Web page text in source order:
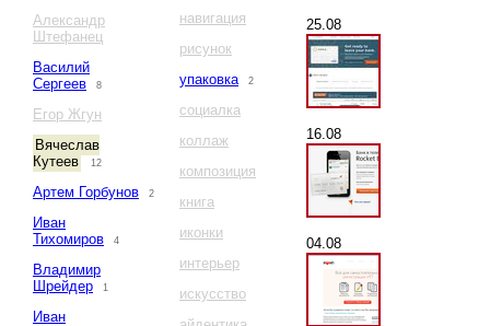
Александр
Штефанец
Василий
Сергеев
8
Егор Жгун
Вячеслав
Кутеев
12
Артем Горбунов 2
Иван
Тихомиров
4
Владимир
Шрейдер
1
Иван
навигация
рисунок
упаковка
2
социалка
коллаж
композиция
книга
иконки
интерьер
искусство
25.08
16.08
04.08